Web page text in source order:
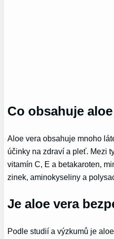
Co obsahuje
Aloe vera obsahuje mnoho
účinky na zdraví a pleť. Mezi
vitamín C, E a betakaroten,
zinek, aminokyseliny a
Je aloe vera
Podle studií a výzkumů je